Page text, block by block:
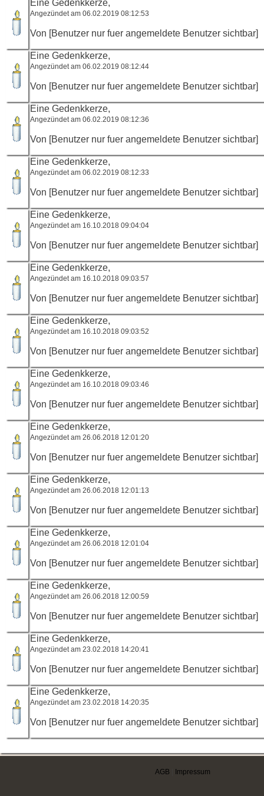
Eine Gedenkkerze,
Angezündet am 06.02.2019 08:12:53
Von [Benutzer nur fuer angemeldete Benutzer sichtbar]
Eine Gedenkkerze,
Angezündet am 06.02.2019 08:12:44
Von [Benutzer nur fuer angemeldete Benutzer sichtbar]
Eine Gedenkkerze,
Angezündet am 06.02.2019 08:12:36
Von [Benutzer nur fuer angemeldete Benutzer sichtbar]
Eine Gedenkkerze,
Angezündet am 06.02.2019 08:12:33
Von [Benutzer nur fuer angemeldete Benutzer sichtbar]
Eine Gedenkkerze,
Angezündet am 16.10.2018 09:04:04
Von [Benutzer nur fuer angemeldete Benutzer sichtbar]
Eine Gedenkkerze,
Angezündet am 16.10.2018 09:03:57
Von [Benutzer nur fuer angemeldete Benutzer sichtbar]
Eine Gedenkkerze,
Angezündet am 16.10.2018 09:03:52
Von [Benutzer nur fuer angemeldete Benutzer sichtbar]
Eine Gedenkkerze,
Angezündet am 16.10.2018 09:03:46
Von [Benutzer nur fuer angemeldete Benutzer sichtbar]
Eine Gedenkkerze,
Angezündet am 26.06.2018 12:01:20
Von [Benutzer nur fuer angemeldete Benutzer sichtbar]
Eine Gedenkkerze,
Angezündet am 26.06.2018 12:01:13
Von [Benutzer nur fuer angemeldete Benutzer sichtbar]
Eine Gedenkkerze,
Angezündet am 26.06.2018 12:01:04
Von [Benutzer nur fuer angemeldete Benutzer sichtbar]
Eine Gedenkkerze,
Angezündet am 26.06.2018 12:00:59
Von [Benutzer nur fuer angemeldete Benutzer sichtbar]
Eine Gedenkkerze,
Angezündet am 23.02.2018 14:20:41
Von [Benutzer nur fuer angemeldete Benutzer sichtbar]
Eine Gedenkkerze,
Angezündet am 23.02.2018 14:20:35
Von [Benutzer nur fuer angemeldete Benutzer sichtbar]
AGB Impressum